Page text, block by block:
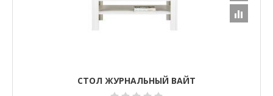
СТОЛ ЖУРНАЛЬНЫЙ ВАЙТ